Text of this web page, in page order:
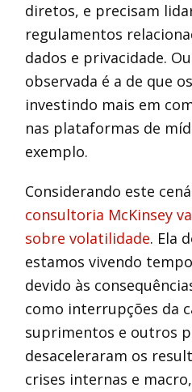
diretos, e precisam
regulamentos
dados e privacidade.
observada é a de que
investindo mais em
nas plataformas de
exemplo.
Considerando este
consultoria McKinsey
sobre volatilidade. Ela
estamos vivendo
devido às
como interrupções da
suprimentos e outros
desaceleraram os
crises internas e